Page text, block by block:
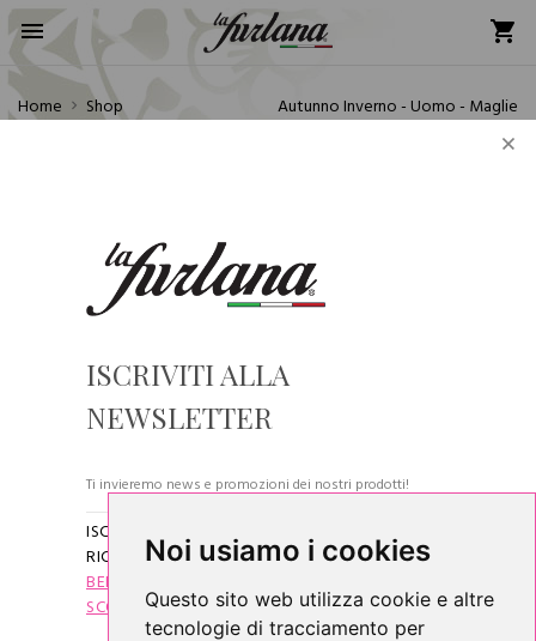
Noi usiamo i cookies
Questo sito web utilizza cookie e altre
tecnologie di tracciamento per
×
ISCRIVITI ALLA
NEWSLETTER
Ti invieremo news e promozioni dei nostri prodotti!
ISCRIVENDOTI ALLA NOSTRA NEWSLETTER
RICEVERAI SUBITO IL"COUPON DI
BENVENUTO"
SCONTO DI 5 €SUL TUO PRIMO ACQUISTO.
Home Shop Autunno Inverno - Uomo - Maglie
partire dal 24/08/2026. La Furlana vi augura buone ferie!